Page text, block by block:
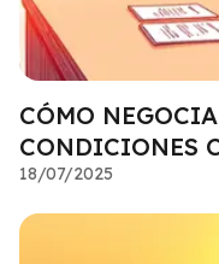
CÓMO
CONDICIONES
18/07/2025